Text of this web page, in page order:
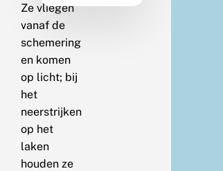
Ze vliegen
vanaf de
schemering
en komen
op licht; bij
het
neerstrijken
op het
laken
houden ze